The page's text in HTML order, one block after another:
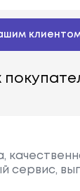
сервис,